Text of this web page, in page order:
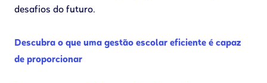
desafios do futuro.
Descubra o que uma gestão escolar eficiente é capaz
de proporcionar